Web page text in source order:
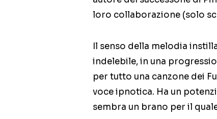
loro collaborazione (solo
Il senso della melodia
indelebile, in una
per tutto una canzone dei
voce ipnotica. Ha un
sembra un brano per il